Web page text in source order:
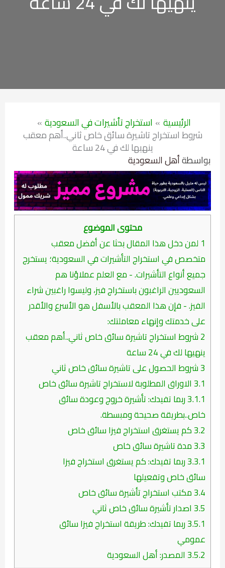
الرئيسية استخراج تأشيرات في السعودية
شروط استخراج تاشيرة سائق خاص ثاني..أهم معقب
ينهيها لك في 24 ساعة
بواسطةأهل السعودية
محتوى الموضوع
1 لمن دخل هذا المقال بحثا عن أفضل معقب
متخصص في استخراج التأشيرات في السعودية؛ يستخرج
جميع أنواع التأشيرات. - مع العلم عملاؤنا هم
السعوديين الراغبون باستخراج فيز، وليسوا راغبين شراء
الفيز. - فإن هذا المعقب بالأسفل هو الأسرع والأقدر
على خدمتك وإنهاء معاملتك:
2شروط استخراج تاشيرة سائق خاص ثاني..أهم معقب
ينهيها لك في 24 ساعة
3شروط الحصول على تاشيرة سائق خاص ثاني
3.1 الاوراق المطلوبة لاستخراج تاشيرة سائق خاص
3.1.1ربما تفيدك: تأشيرة خروج وعودة سائق
خاص..بطريقة صحيحة ومبسطة.
3.2كم يستغرق استخراج فيزا سائق خاص
3.3مدة تاشيرة سائق خاص
3.3.1ربما تفيدك: كم يستغرق استخراج فيزا
سائق خاص وتفعيلها
3.4مكتب استخراج تأشيرة سائق خاص
3.5 اصدار تأشيرة سائق خاص ثاني
3.5.1ربما تفيدك: طريقة استخراج فيزا سائق
عمومي
3.5.2 المصدر: أهل السعودية